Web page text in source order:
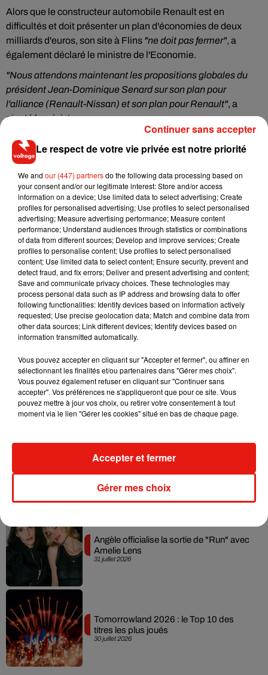
Alors que le constructeur automobile Renault est en
difficultés et doit présenter un plan d'économies de deux
milliards d'euros, son site à Flins "ne doit pas fermer", a
également déclaré le ministre de l'Economie.
"Nous attendons maintenant les propositions globales du
président Jean-Dominique Senard sur son plan pour
l'alliance (Renault-Nissan) et son plan pour Renault", a
ajouté le ministre.
Musique
6 août 2026
Il y a 10 ans, DJ Snake changeait de
dimension avec son premier...
3 août 2026
Fred again.. et Latin Mafia dévoilent enfin
leur mixtape créée en...
31 juillet 2026
Swedish House Mafia et Lykke Li
dévoilent « Happiness Is So Sad »
David Guetta et Carl Cox signent un B2B
31 juillet 2026
Angèle officialise la sortie de "Run" avec
Amelie Lens
30 juillet 2026
Tomorrowland 2026 : le Top 10 des
titres les plus joués
Le respect de votre vie privée est notre priorité
We and our (447) partnersdo the following data processing based on
your consent and/or our legitimate interest: Store and/or access
information on a device; Use limited data to select advertising; Create
profiles for personalised advertising; Use profiles to select personalised
advertising; Measure advertising performance; Measure content
performance; Understand audiences through statistics or combinations
of data from different sources; Develop and improve services; Create
profiles to personalise content; Use profiles to select personalised
content; Use limited data to select content; Ensure security, prevent and
detect fraud, and fix errors; Deliver and present advertising and content;
Save and communicate privacy choices. These technologies may
process personal data such as IP address and browsing data to offer
following functionalities: Identify devices based on information actively
requested; Use precise geolocation data; Match and combine data from
other data sources; Link different devices; Identify devices based on
information transmitted automatically.
Vous pouvez accepter en cliquant sur "Accepter et fermer", ou affiner en
sélectionnant les finalités et/ou partenaires dans "Gérer mes choix".
Vous pouvez également refuser en cliquant sur "Continuer sans
accepter". Vos préférences ne s'appliqueront que pour ce site. Vous
pouvez mettre à jour vos choix, ou retirer votre consentement à tout
moment via le lien "Gérer les cookies" situé en bas de chaque page.
Gérer mes choix
Accepter et fermer
Continuer sans accepter